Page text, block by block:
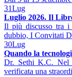
31Lug
Luglio 2026. Il
Il più discusso tra i
dubbio, I Convitati
30Lug
Quando la
Dr. Sethi K.C. Nel
verificata una